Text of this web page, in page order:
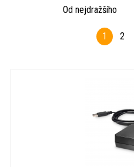
Od nejdražšího
1 2